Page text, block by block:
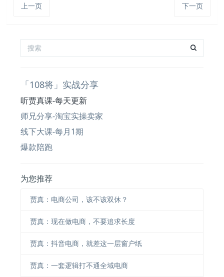
上一页 下一页
「108将」实战分享
听贾真课-每天更新
师兄分享-淘宝实操卖家
线下大课-每月1期
爆款陪跑
为您推荐
贾真：电商公司，该不该双休？
贾真：现在做电商，不要追求长度
贾真：抖音电商，就差这一层窗户纸
贾真：一套逻辑打不通全域电商